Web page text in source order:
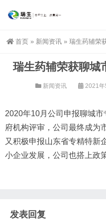
首页 » 新闻资讯 » 瑞生药辅荣
瑞生药辅荣获聊城
新闻资讯 2021年
2020年10月公司申报聊城
府机构评审，公司最终成为
又积极申报山东省专精特新
小企业发展，公司也搭上政
发表回复